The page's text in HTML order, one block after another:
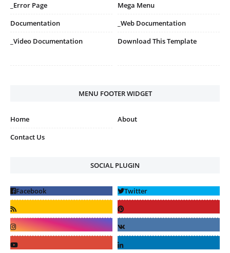
_Error Page
Mega Menu
Documentation
_Web Documentation
_Video Documentation
Download This Template
MENU FOOTER WIDGET
Home
About
Contact Us
SOCIAL PLUGIN